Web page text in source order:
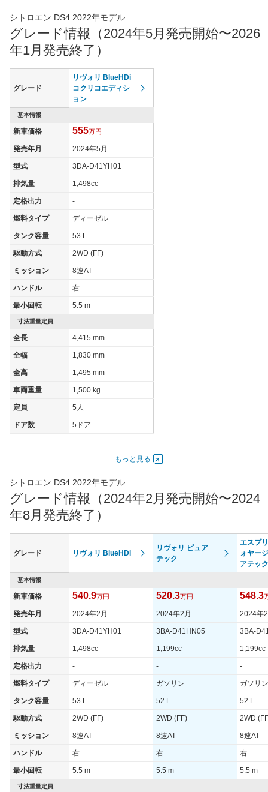
最高出力 96.00 [130]/ 5,250
最高トルク 300 [30.6]/ 2,250 230 [23.5]/ 2,250 230
過給機 -
タイヤ
タイヤサイズ
205/55R19
タイヤサイズ
(後)
街地)
16.8km/L
WLTCモード(郊
外)
WLTCモード(高
23.9km/L
装備オプション
シトロエン DS4 2022年モデル
グレード情報（2024年5月発売開始〜2026
年1月発売終了）
グレード
リヴォリ BlueHDi
コクリコエディシ
ョン
基本情報
新車価格 555万円
発売年月 2024年5月
型式 3DA-D41YH01
排気量 1,498cc
定格出力 -
燃料タイプ ディーゼル
タンク容量 53 L
駆動方式 2WD (FF)
ミッション 8速AT
ハンドル 右
最小回転 5.5 m
寸法重量定員
全長 4,415 mm
全幅 1,830 mm
全高 1,495 mm
車両重量 1,500 kg
定員 5人
ドア数 5ドア
最高出力 96.00 [130]/ 5,500
最高トルク 300 [30.6]/ 3,500
過給機 TB
タイヤ
タイヤサイズ
205/55R19
タイヤサイズ
(後)
街地)
16.8km/L
WLTCモード(郊
外)
WLTCモード(高
23.9km/L
装備オプション
もっと見る
シトロエン DS4 2022年モデル
グレード情報（2024年2月発売開始〜2024
年8月発売終了）
グレード リヴォリ BlueHDi
リヴォリ ピュア
テック
エスプ
ォヤー
アテック
基本情報
新車価格 540.9万円 520.3万円 548.3
発売年月 2024年2月 2024年2月 2024年
型式 3DA-D41YH01 3BA-D41HN05 3BA-
排気量 1,498cc 1,199cc 1,199cc
定格出力 - - -
燃料タイプ ディーゼル ガソリン ガソリン
タンク容量 53 L 52 L 52 L
駆動方式 2WD (FF) 2WD (FF) 2WD
ミッション 8速AT 8速AT 8速AT
ハンドル 右 右 右
最小回転 5.5 m 5.5 m 5.5 m
寸法重量定員